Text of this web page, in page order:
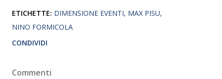
ETICHETTE: DIMENSIONE EVENTI MAX PISU
NINO FORMICOLA
CONDIVIDI
Commenti